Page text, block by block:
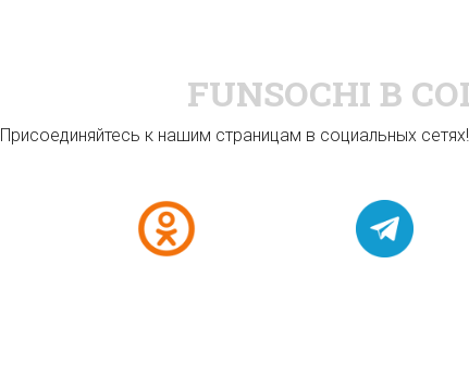
FUNSOCHI В
Присоединяйтесь к нашим страницам в социальных